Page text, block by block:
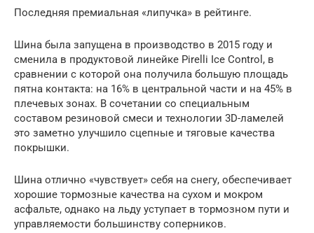
Последняя премиальная «липучка» в рейтинге.
Шина была запущена в производство в 2015 году и
сменила в продуктовой линейке Pirelli Ice Control, в
сравнении с которой она получила большую площадь
пятна контакта: на 16% в центральной части и на 45% в
плечевых зонах. В сочетании со специальным
составом резиновой смеси и технологии 3D-ламелей
это заметно улучшило сцепные и тяговые качества
покрышки.
Шина отлично «чувствует» себя на снегу, обеспечивает
хорошие тормозные качества на сухом и мокром
асфальте, однако на льду уступает в тормозном пути и
управляемости большинству соперников.